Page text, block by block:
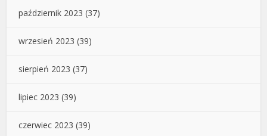
październik 2023 (37)
wrzesień 2023 (39)
sierpień 2023 (37)
lipiec 2023 (39)
czerwiec 2023 (39)